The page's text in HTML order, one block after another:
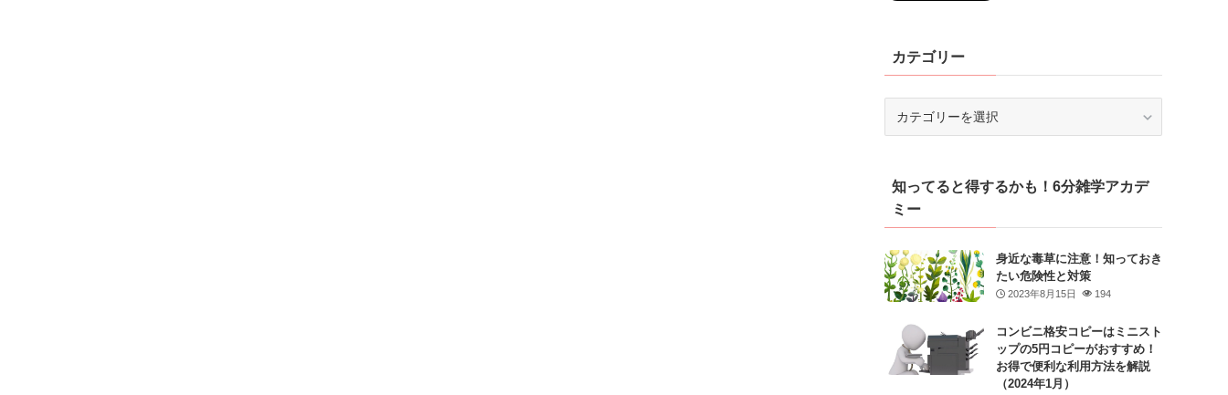
カテゴリー
ー知ってると得するかも！6分雑学アカデ
ミー
身近な毒草に注意！知っておき
たい危険性と対策
2023年8月15日 194
コンビニ格安コピーはミニスト
ップの5円コピーがおすすめ！
お得で便利な利用方法を解説
（2024年1月）